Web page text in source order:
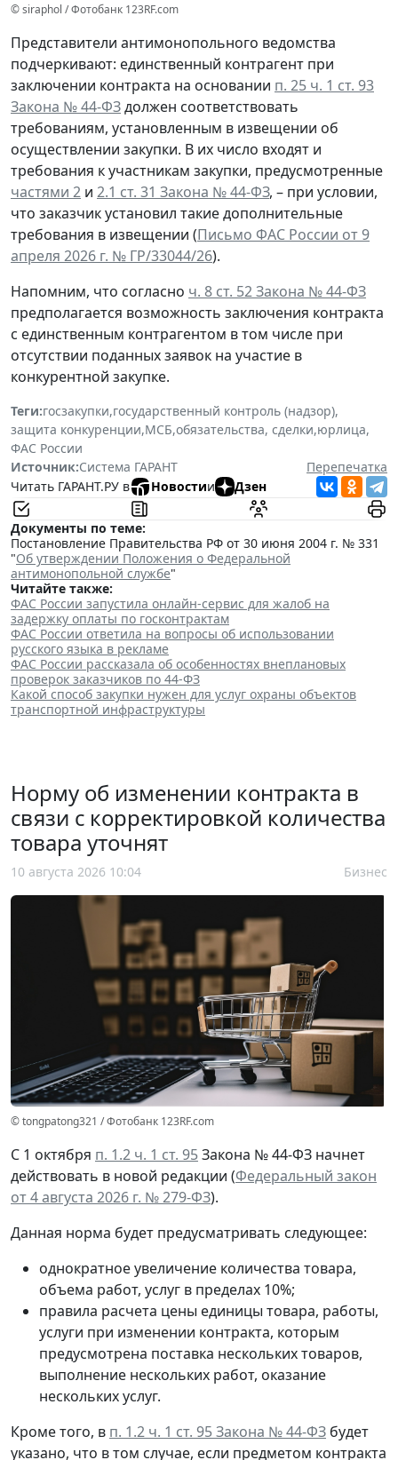
© siraphol / Фотобанк 123RF.com
Представители антимонопольного ведомства
подчеркивают: единственный контрагент при
заключении контракта на основании п. 25 ч. 1 ст. 93
Закона № 44-ФЗдолжен соответствовать
требованиям, установленным в извещении об
осуществлении закупки. В их число входят и
требования к участникам закупки, предусмотренные
частями 2 и 2.1 ст. 31 Закона № 44-ФЗ, – при условии,
что заказчик установил такие дополнительные
требования в извещении (Письмо ФАС России от 9
апреля 2026 г. № ГР/33044/26).
Напомним, что согласно ч. 8 ст. 52 Закона № 44-ФЗ
предполагается возможность заключения контракта
с единственным контрагентом в том числе при
отсутствии поданных заявок на участие в
конкурентной закупке.
Теги:госзакупки,государственный контроль (надзор),
защита конкуренции,МСБ,обязательства, сделки,юрлица,
ФАС России
Источник:Система ГАРАНТ
Перепечатка
Читать ГАРАНТ.РУ в
Новостии Дзен
Документы по теме:
Постановление Правительства РФ от 30 июня 2004 г. № 331
"Об утверждении Положения о Федеральной
антимонопольной службе"
Читайте также:
ФАС России запустила онлайн-сервис для жалоб на
задержку оплаты по госконтрактам
ФАС России ответила на вопросы об использовании
русского языка в рекламе
ФАС России рассказала об особенностях внеплановых
проверок заказчиков по 44-ФЗ
Какой способ закупки нужен для услуг охраны объектов
транспортной инфраструктуры
Норму об изменении контракта в
связи с корректировкой количества
товара уточнят
10 августа 2026 10:04 Бизнес
© tongpatong321 / Фотобанк 123RF.com
С 1 октября п. 1.2 ч. 1 ст. 95Закона № 44-ФЗ начнет
действовать в новой редакции (Федеральный закон
от 4 августа 2026 г. № 279-ФЗ).
Данная норма будет предусматривать следующее:
однократное увеличение количества товара,
объема работ, услуг в пределах 10%;
правила расчета цены единицы товара, работы,
услуги при изменении контракта, которым
предусмотрена поставка нескольких товаров,
выполнение нескольких работ, оказание
нескольких услуг.
Кроме того, в п. 1.2 ч. 1 ст. 95 Закона № 44-ФЗ будет
указано, что в том случае, если предметом контракта